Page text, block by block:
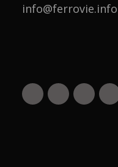
info@ferrovie.info